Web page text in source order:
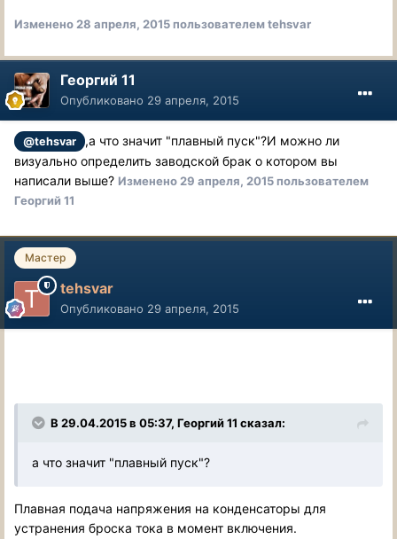
Изменено 28 апреля, 2015пользователем tehsvar
Георгий 11
Опубликовано 29 апреля, 2015
@tehsvar
,а что значит "плавный пуск"?И можно ли
визуально определить заводской брак о котором вы
написали выше? Изменено 29 апреля, 2015пользователем
Георгий 11
Мастер
tehsvar
Опубликовано 29 апреля, 2015
В 29.04.2015 в 05:37, Георгий 11 сказал:
а что значит "плавный пуск"?
Плавная подача напряжения на конденсаторы для
устранения броска тока в момент включения.